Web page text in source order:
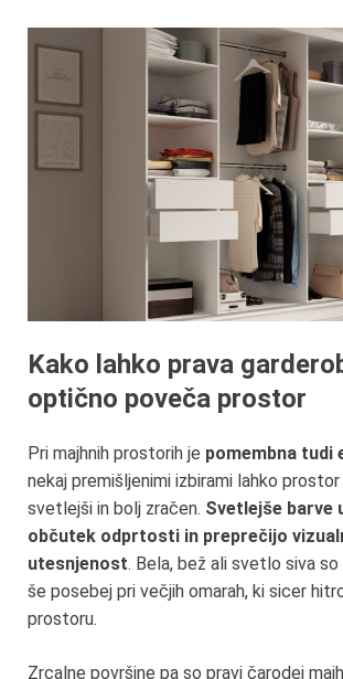
Kako lahko prava
optično poveča prostor
Pri majhnih prostorih je pomembna tudi
nekaj premišljenimi izbirami lahko
svetlejši in bolj zračen. Svetlejše barve
občutek odprtosti in preprečijo
utesnjenost. Bela, bež ali svetlo siva
še posebej pri večjih omarah, ki sicer
prostoru.
Zrcalne površine pa so pravi čarodej